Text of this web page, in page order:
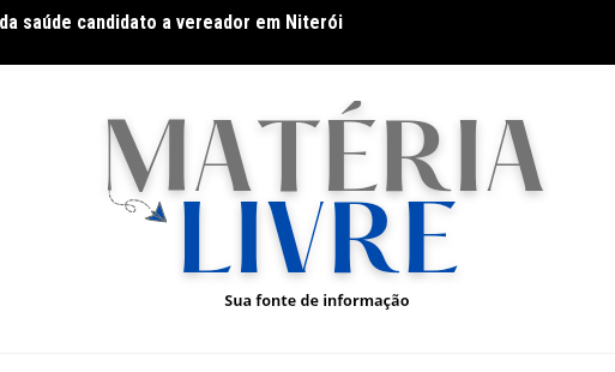
saúde candidato a vereador em Niterói
Band